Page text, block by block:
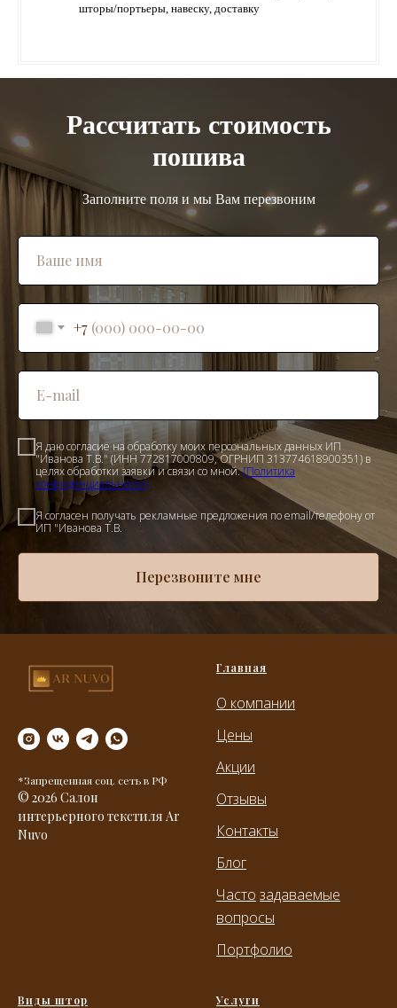
шторы/портьеры, навеску, доставку
Рассчитать стоимость
пошива
Заполните поля и мы Вам перезвоним
+7
Я даю согласие на обработку моих персональных данных ИП
"Иванова Т.В." (ИНН 772817000809, ОГРНИП 313774618900351) в
целях обработки заявки и связи со мной.[Политика
конфиденциальности]
Я согласен получать рекламные предложения по email/телефону от
ИП "Иванова Т.В.
Перезвоните мне
*Запрещенная соц. сеть в РФ
© 2026 Салон
интерьерного текстиля Ar
Nuvo
Главная
О компании
Цены
Акции
Отзывы
Контакты
Блог
Часто задаваемые
вопросы
Портфолио
Виды штор Услуги